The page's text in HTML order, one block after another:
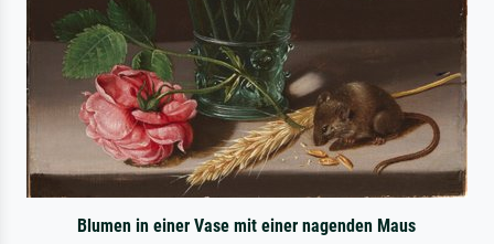
Blumen in einer Vase mit einer nagenden Maus